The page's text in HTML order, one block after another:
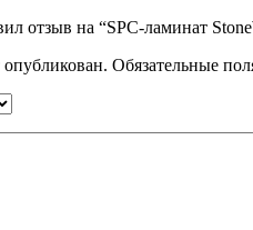
отзыв на “SPC-ламинат
Обязательные